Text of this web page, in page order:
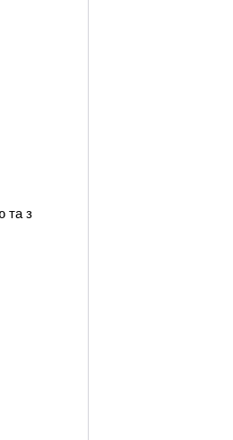
та з